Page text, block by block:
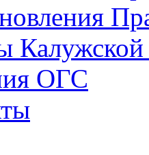
Калужской
ОГС